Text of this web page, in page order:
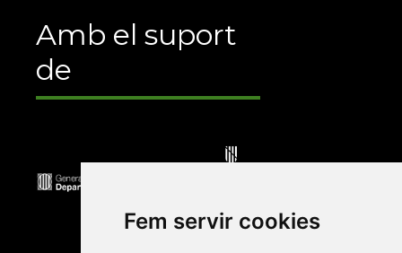
Fem servir cookies
Amb el suport
de